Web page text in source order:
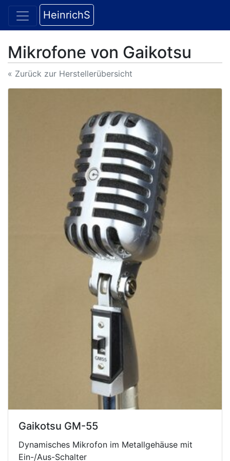
HeinrichS
Mikrofone von Gaikotsu
« Zurück zur Herstellerübersicht
Gaikotsu GM-55
Dynamisches Mikrofon im Metallgehäuse mit
Ein-/Aus-Schalter